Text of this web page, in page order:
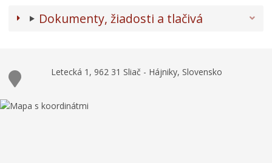
Dokumenty, žiadosti a tlačivá
Letecká 1, 962 31 Sliač - Hájniky, Slovensko